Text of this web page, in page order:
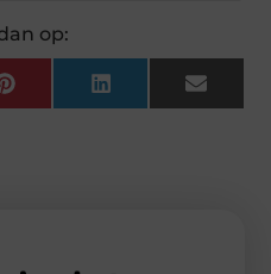
op:
PinterestLinkedIn Email